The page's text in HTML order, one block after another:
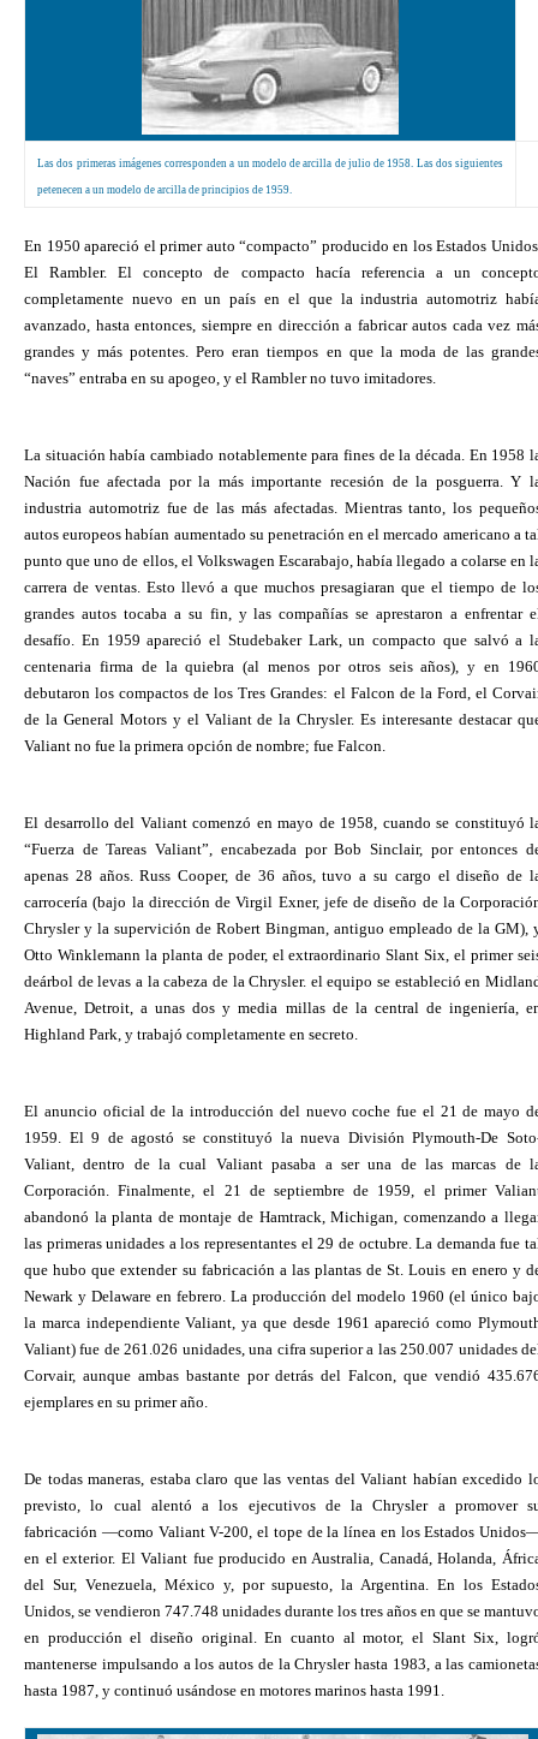
Las dos primeras imágenes corresponden a un modelo de arcilla de julio de 1958. Las dos siguientes
petenecen a un modelo de arcilla de principios de 1959.
En 1950 apareció el primer auto “compacto” producido en los Estados
El Rambler. El concepto de compacto hacía referencia a un
completamente nuevo en un país en el que la industria automotriz
avanzado, hasta entonces, siempre en dirección a fabricar autos cada vez
grandes y más potentes. Pero eran tiempos en que la moda de las
“naves” entraba en su apogeo, y el Rambler no tuvo imitadores.
La situación había cambiado notablemente para fines de la década. En 1958
Nación fue afectada por la más importante recesión de la posguerra. Y
industria automotriz fue de las más afectadas. Mientras tanto, los
autos europeos habían aumentado su penetración en el mercado americano a
punto que uno de ellos, el Volkswagen Escarabajo, había llegado a colarse en
carrera de ventas. Esto llevó a que muchos presagiaran que el tiempo de
grandes autos tocaba a su fin, y las compañías se aprestaron a enfrentar
desafío. En 1959 apareció el Studebaker Lark, un compacto que salvó a
centenaria firma de la quiebra (al menos por otros seis años), y en
debutaron los compactos de los Tres Grandes: el Falcon de la Ford, el
de la General Motors y el Valiant de la Chrysler. Es interesante destacar
Valiant no fue la primera opción de nombre; fue Falcon.
El desarrollo del Valiant comenzó en mayo de 1958, cuando se constituyó
“Fuerza de Tareas Valiant”, encabezada por Bob Sinclair, por entonces
apenas 28 años. Russ Cooper, de 36 años, tuvo a su cargo el diseño de
carrocería (bajo la dirección de Virgil Exner, jefe de diseño de la
Chrysler y la supervición de Robert Bingman, antiguo empleado de la GM),
Otto Winklemann la planta de poder, el extraordinario Slant Six, el primer
deárbol de levas a la cabeza de la Chrysler. el equipo se estableció en
Avenue, Detroit, a unas dos y media millas de la central de ingeniería,
Highland Park, y trabajó completamente en secreto.
El anuncio oficial de la introducción del nuevo coche fue el 21 de mayo
1959. El 9 de agostó se constituyó la nueva División Plymouth-De
Valiant, dentro de la cual Valiant pasaba a ser una de las marcas de
Corporación. Finalmente, el 21 de septiembre de 1959, el primer
abandonó la planta de montaje de Hamtrack, Michigan, comenzando a
las primeras unidades a los representantes el 29 de octubre. La demanda fue
que hubo que extender su fabricación a las plantas de St. Louis en enero y
Newark y Delaware en febrero. La producción del modelo 1960 (el único
la marca independiente Valiant, ya que desde 1961 apareció como
Valiant) fue de 261.026 unidades, una cifra superior a las 250.007 unidades
Corvair, aunque ambas bastante por detrás del Falcon, que vendió
ejemplares en su primer año.
De todas maneras, estaba claro que las ventas del Valiant habían excedido
previsto, lo cual alentó a los ejecutivos de la Chrysler a promover
fabricación —como Valiant V-200, el tope de la línea en los Estados
en el exterior. El Valiant fue producido en Australia, Canadá, Holanda,
del Sur, Venezuela, México y, por supuesto, la Argentina. En los
Unidos, se vendieron 747.748 unidades durante los tres años en que se
en producción el diseño original. En cuanto al motor, el Slant Six,
mantenerse impulsando a los autos de la Chrysler hasta 1983, a las
hasta 1987, y continuó usándose en motores marinos hasta 1991.